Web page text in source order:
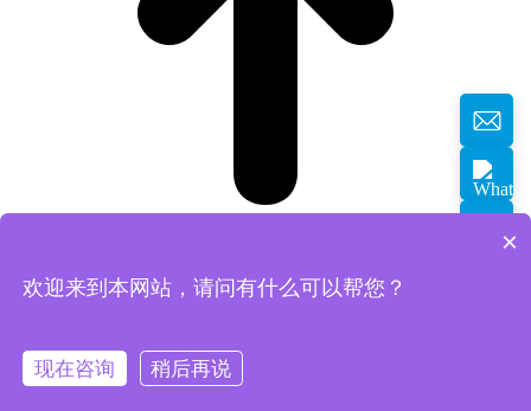
×
欢迎来到本网站，请问有什么可以帮您？
现在咨询 稍后再说